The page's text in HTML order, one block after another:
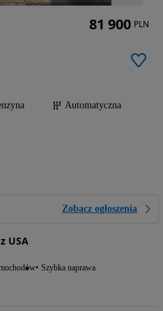
Automatyczna
Zobacz ogłoszenia
USA
Szybka naprawa
81 900 PLN